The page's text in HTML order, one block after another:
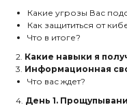
Какие угрозы Вас
Как защититься от
Что в итоге?
2. Какие навыки я
3. Информационная
Что вас ждет?
4. День 1.